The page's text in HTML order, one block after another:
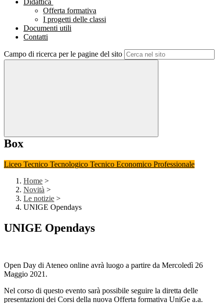
Didattica
Offerta formativa
I progetti delle classi
Documenti utili
Contatti
Campo di ricerca per le pagine del sito
Box
Liceo Tecnico Tecnologico Tecnico Economico Professionale
Home >
Novità >
Le notizie >
UNIGE Opendays
UNIGE Opendays
Open Day di Ateneo online avrà luogo a partire da Mercoledì 26
Maggio 2021.
Nel corso di questo evento sarà possibile seguire la diretta delle
presentazioni dei Corsi della nuova Offerta formativa UniGe a.a.